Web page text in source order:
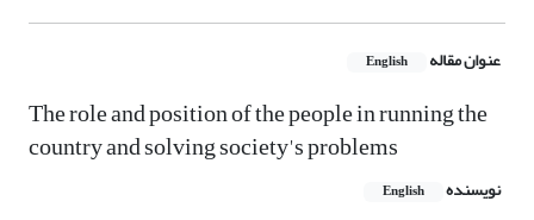
عنوان مقاله English
The role and position of the people in running the
country and solving society's problems
نویسنده English